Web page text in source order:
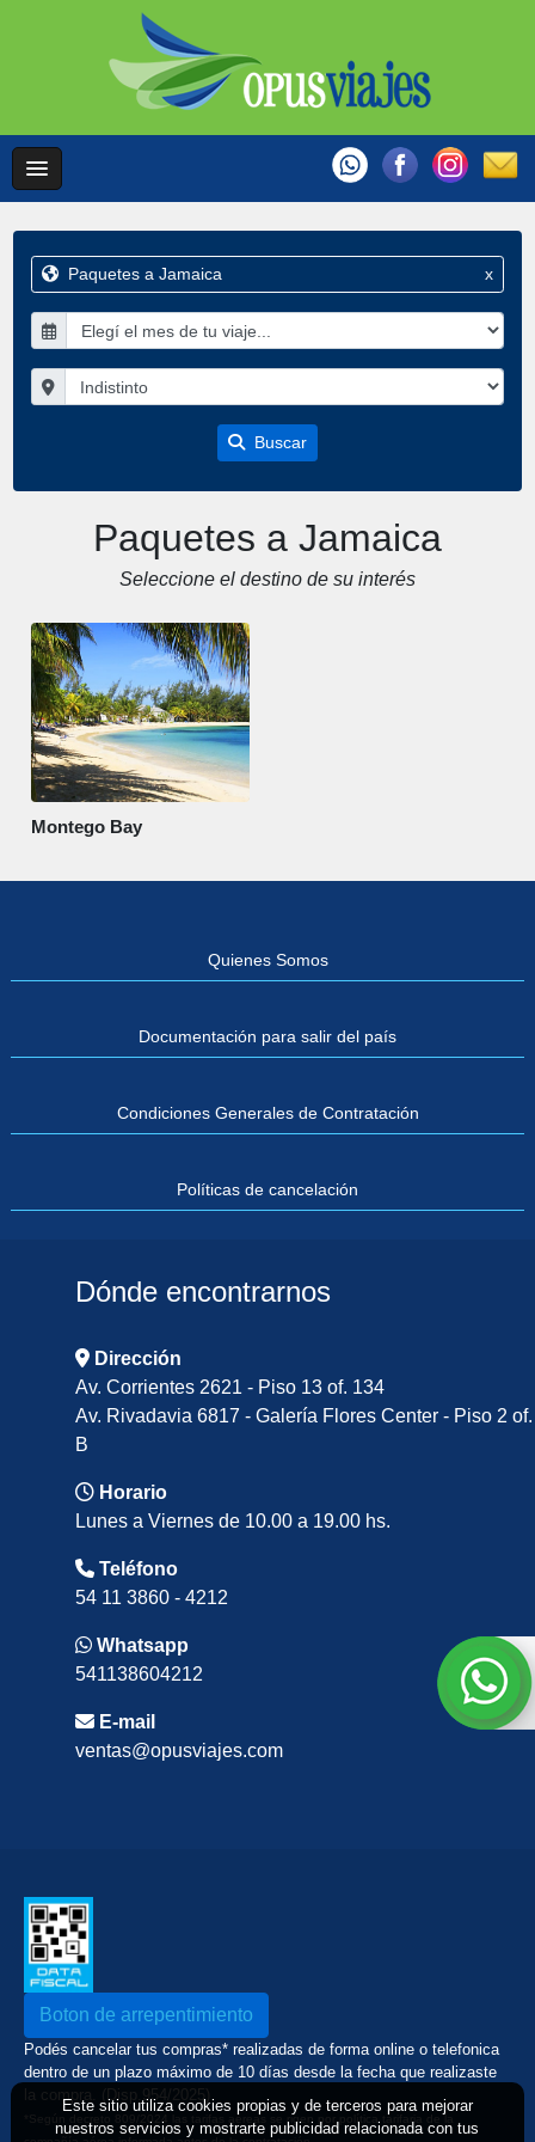
Paquetes a Jamaica x
Buscar
Paquetes a Jamaica
Seleccione el destino de su interés
Montego Bay
Quienes Somos
Documentación para salir del país
Condiciones Generales de Contratación
Políticas de cancelación
Dónde encontrarnos
Dirección
Av. Corrientes 2621 - Piso 13 of. 134
Av. Rivadavia 6817 - Galería Flores Center - Piso 2 of.
B
Horario
Lunes a Viernes de 10.00 a 19.00 hs.
Teléfono
54 11 3860 - 4212
Whatsapp
541138604212
E-mail
ventas@opusviajes.com
Boton de arrepentimiento
Podés cancelar tus compras* realizadas de forma online o telefonica
dentro de un plazo máximo de 10 días desde la fecha que realizaste
la compra. (Disp.954/2025)
*Según decreto 809/2024 las tarifas aéreas se rigen por política tarifaria de la
Este sitio utiliza cookies propias y de terceros para mejorar
nuestros servicios y mostrarte publicidad relacionada con tus